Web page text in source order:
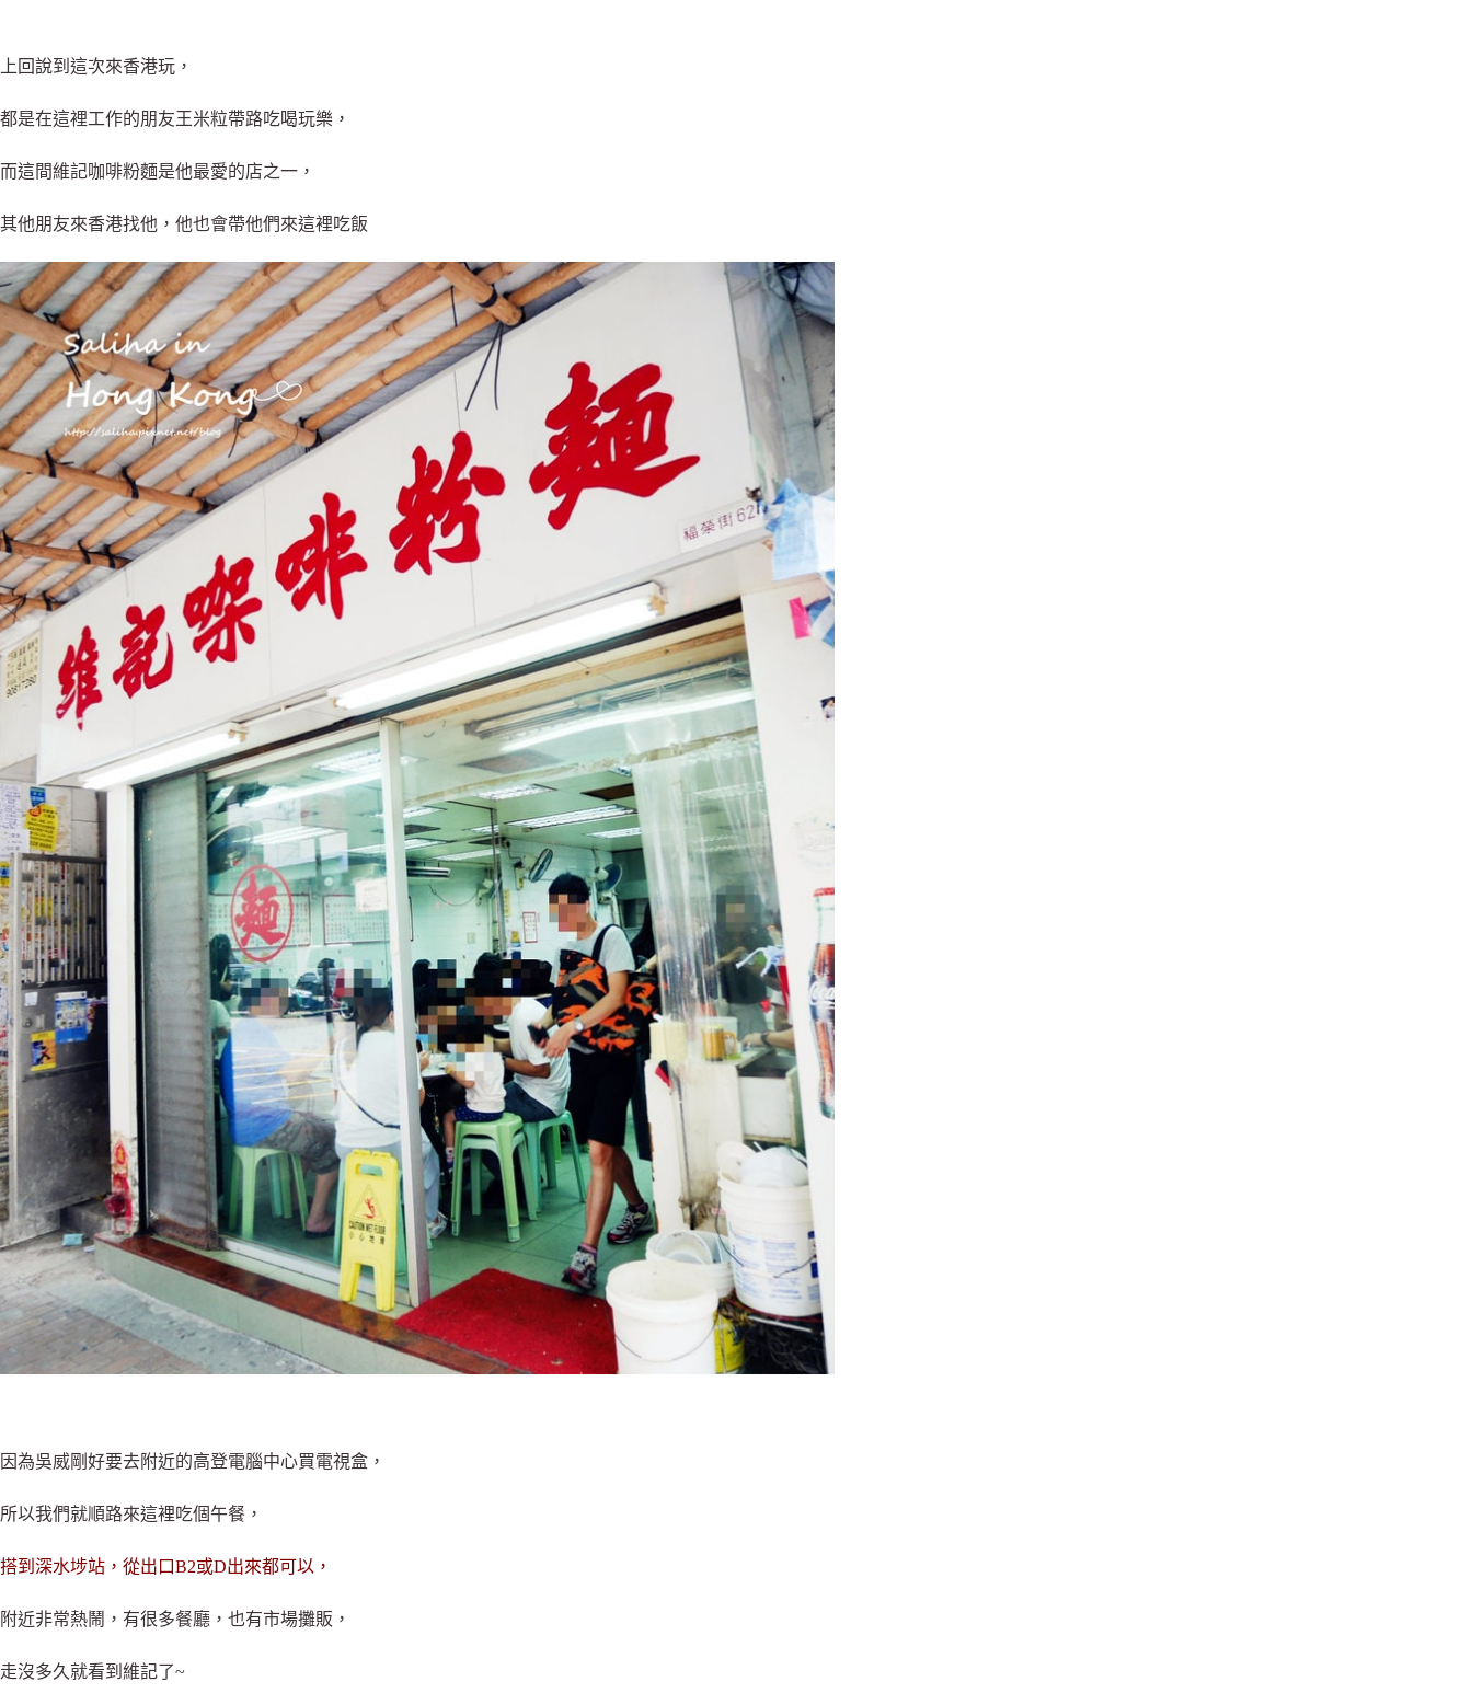
上回說到這次來香港玩，
都是在這裡工作的朋友王米粒帶路吃喝玩樂，
而這間維記咖啡粉麵是他最愛的店之一，
其他朋友來香港找他，他也會帶他們來這裡吃飯
因為吳威剛好要去附近的高登電腦中心買電視盒，
所以我們就順路來這裡吃個午餐，
搭到深水埗站，從出口B2或D出來都可以，
附近非常熱鬧，有很多餐廳，也有市場攤販，
走沒多久就看到維記了~